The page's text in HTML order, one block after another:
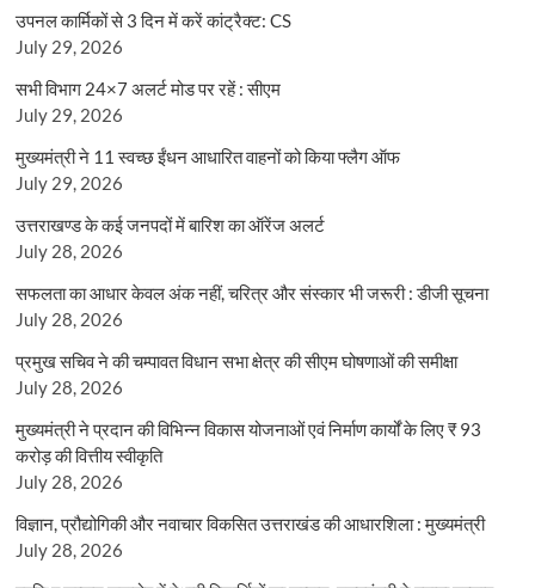
उपनल कार्मिकों से 3 दिन में करें कांट्रैक्ट: CS
July 29, 2026
सभी विभाग 24×7 अलर्ट मोड पर रहें : सीएम
July 29, 2026
मुख्यमंत्री ने 11 स्वच्छ ईंधन आधारित वाहनों को किया फ्लैग ऑफ
July 29, 2026
उत्तराखण्ड के कई जनपदों में बारिश का ऑरेंज अलर्ट
July 28, 2026
सफलता का आधार केवल अंक नहीं, चरित्र और संस्कार भी जरूरी : डीजी सूचना
July 28, 2026
प्रमुख सचिव ने की चम्पावत विधान सभा क्षेत्र की सीएम घोषणाओं की समीक्षा
July 28, 2026
मुख्यमंत्री ने प्रदान की विभिन्न विकास योजनाओं एवं निर्माण कार्यों के लिए ₹ 93
करोड़ की वित्तीय स्वीकृति
July 28, 2026
विज्ञान, प्रौद्योगिकी और नवाचार विकसित उत्तराखंड की आधारशिला : मुख्यमंत्री
July 28, 2026